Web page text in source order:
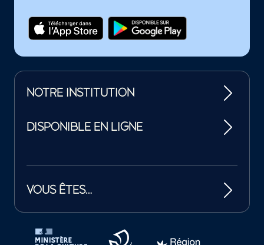
NOTRE INSTITUTION
DISPONIBLE EN LIGNE
VOUS ÊTES…
Tutelles et mécènes de la Philharmonie de Paris